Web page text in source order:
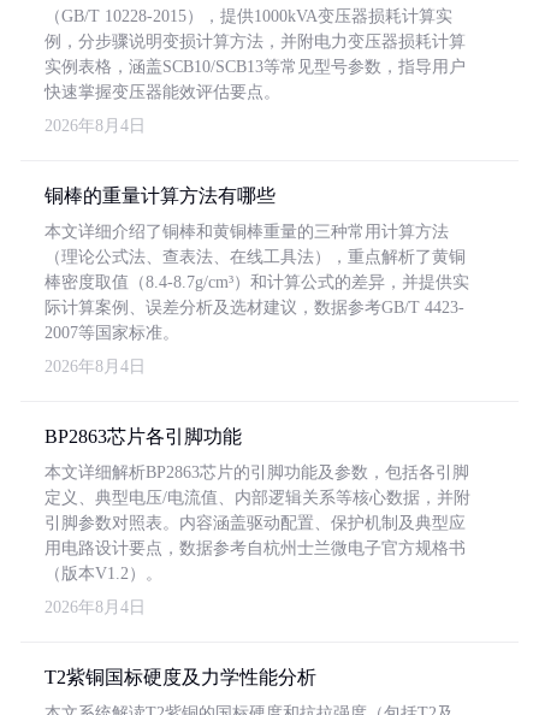
（GB/T 10228-2015），提供1000kVA变压器损耗计算实
例，分步骤说明变损计算方法，并附电力变压器损耗计算
实例表格，涵盖SCB10/SCB13等常见型号参数，指导用户
快速掌握变压器能效评估要点。
2026年8月4日
铜棒的重量计算方法有哪些
本文详细介绍了铜棒和黄铜棒重量的三种常用计算方法
（理论公式法、查表法、在线工具法），重点解析了黄铜
棒密度取值（8.4-8.7g/cm³）和计算公式的差异，并提供实
际计算案例、误差分析及选材建议，数据参考GB/T 4423-
2007等国家标准。
2026年8月4日
BP2863芯片各引脚功能
本文详细解析BP2863芯片的引脚功能及参数，包括各引脚
定义、典型电压/电流值、内部逻辑关系等核心数据，并附
引脚参数对照表。内容涵盖驱动配置、保护机制及典型应
用电路设计要点，数据参考自杭州士兰微电子官方规格书
（版本V1.2）。
2026年8月4日
T2紫铜国标硬度及力学性能分析